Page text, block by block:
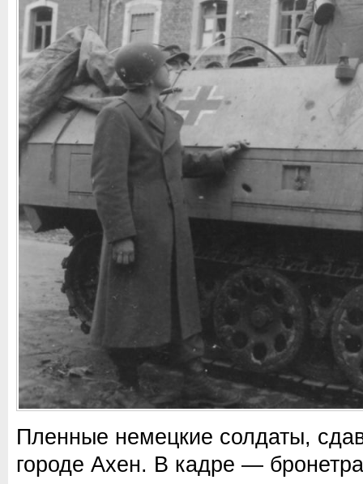
Пленные немецкие солдаты,
городе Ахен. В кадре —